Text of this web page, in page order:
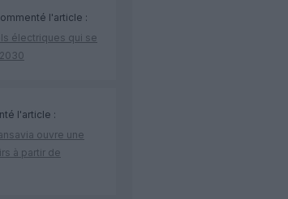
l'article :
électriques qui se
l'article :
ouvre une
à partir de